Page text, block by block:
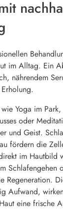
im Alltag. Ein
nährendem
Yoga im
oder
und Geist.
fördern die
im Hautbild
Schlafengehen
Regeneration.
Aufwand,
eine frische